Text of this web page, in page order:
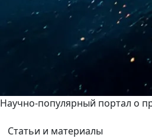
Научно-популярный портал о
Статьи и материалы